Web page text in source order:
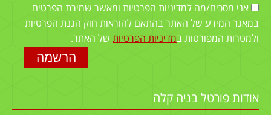
אני מסכים/מה למדיניות הפרטיות ומאשר שמירת הפרטים
במאגר המידע של האתר בהתאם להוראות חוק הגנת הפרטיות
ולמטרות המפורטות במדיניות הפרטיות של האתר.
אודות פורטל בניה קלה